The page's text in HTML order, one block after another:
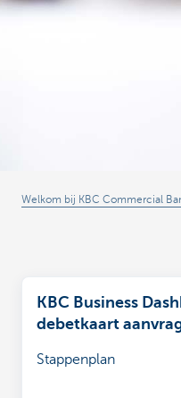
Welkom bij KBC Commercial
KBC Business
debetkaart
Stappenplan